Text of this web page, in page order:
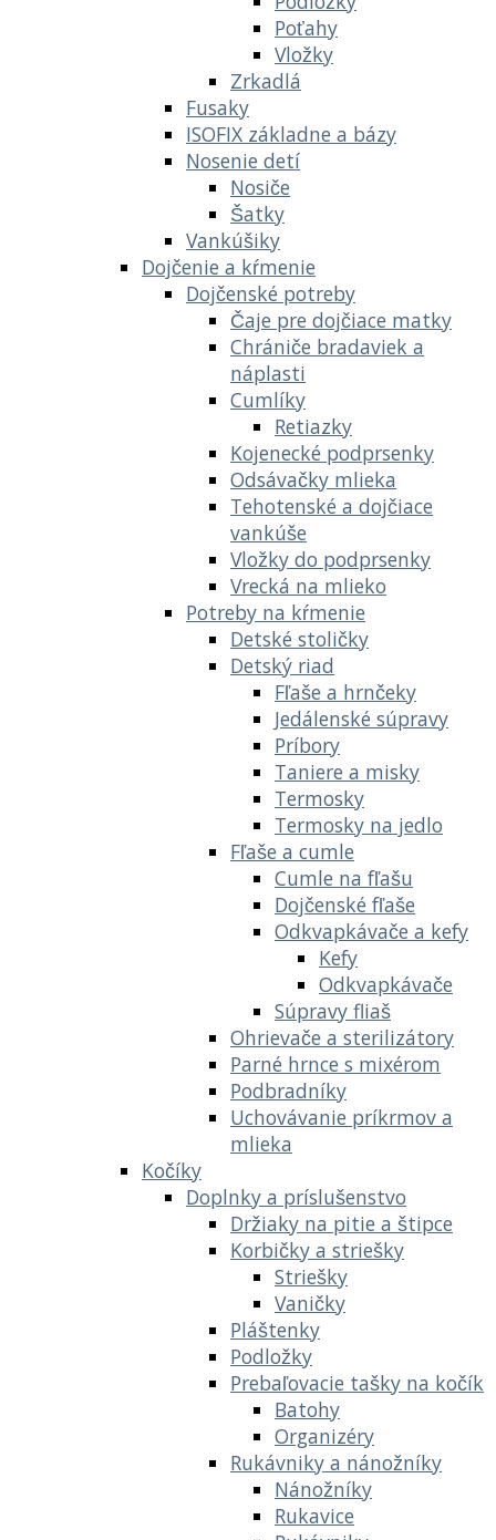
Poťahy
Vložky
Zrkadlá
Fusaky
ISOFIX základne a bázy
Nosenie detí
Nosiče
Šatky
Vankúšiky
Dojčenie a kŕmenie
Dojčenské potreby
Čaje pre dojčiace matky
Chrániče bradaviek a
náplasti
Cumlíky
Retiazky
Kojenecké podprsenky
Odsávačky mlieka
Tehotenské a dojčiace
vankúše
Vložky do podprsenky
Vrecká na mlieko
Potreby na kŕmenie
Detské stoličky
Detský riad
Fľaše a hrnčeky
Jedálenské súpravy
Príbory
Taniere a misky
Termosky
Termosky na jedlo
Fľaše a cumle
Cumle na fľašu
Dojčenské fľaše
Odkvapkávače a kefy
Kefy
Odkvapkávače
Súpravy fliaš
Ohrievače a sterilizátory
Parné hrnce s mixérom
Podbradníky
Uchovávanie príkrmov a
mlieka
Kočíky
Doplnky a príslušenstvo
Držiaky na pitie a štipce
Korbičky a striešky
Striešky
Vaničky
Pláštenky
Podložky
Prebaľovacie tašky na kočík
Batohy
Organizéry
Rukávniky a nánožníky
Nánožníky
Rukavice